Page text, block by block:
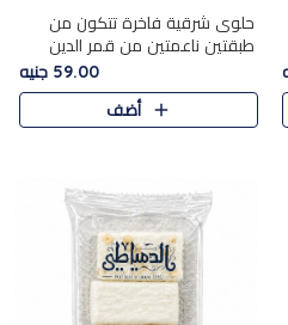
حلوى شرقية فاخرة تتكون من
طبقتين ناعمتين من قمر الدين
الفاخر، تتوسطهما حشوة غنية من
اللوز المحمص لتمنح مزيجًا متوازنًا
من النعومة والقرمشة. ..
59.00 جنيه
أضف